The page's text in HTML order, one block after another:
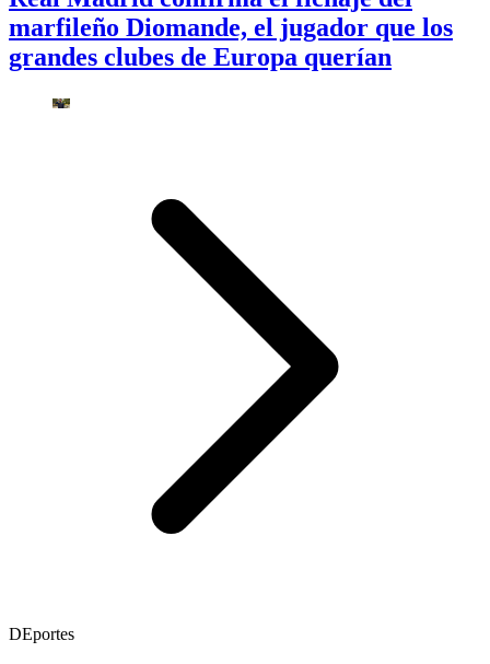
marfileño Diomande, el jugador que los
grandes clubes de Europa querían
DEportes